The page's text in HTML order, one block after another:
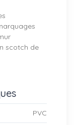
scotch de
PVC